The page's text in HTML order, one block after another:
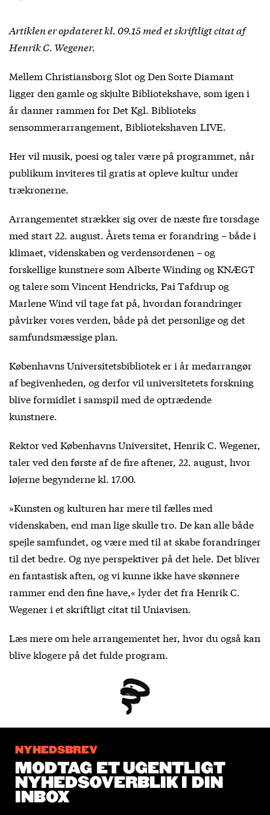
Artiklen er opdateret kl. 09.15 med et skriftligt citat af
Henrik C. Wegener.
Mellem Christiansborg Slot og Den Sorte Diamant
ligger den gamle og skjulte Bibliotekshave, som igen i
år danner rammen for Det Kgl. Biblioteks
sensommerarrangement, Bibliotekshaven LIVE.
Her vil musik, poesi og taler være på programmet, når
publikum inviteres til gratis at opleve kultur under
trækronerne.
Arrangementet strækker sig over de næste fire torsdage
med start 22. august. Årets tema er forandring – både i
klimaet, videnskaben og verdensordenen – og
forskellige kunstnere som Alberte Winding og KNÆGT
og talere som Vincent Hendricks, Pai Tafdrup og
Marlene Wind vil tage fat på, hvordan forandringer
påvirker vores verden, både på det personlige og det
samfundsmæssige plan.
Københavns Universitetsbibliotek er i år medarrangør
af begivenheden, og derfor vil universitetets forskning
blive formidlet i samspil med de optrædende
kunstnere.
Rektor ved Københavns Universitet, Henrik C. Wegener,
taler ved den første af de fire aftener, 22. august, hvor
løjerne begynderne kl. 17.00.
»Kunsten og kulturen har mere til fælles med
videnskaben, end man lige skulle tro. De kan alle både
spejle samfundet, og være med til at skabe forandringer
til det bedre. Og nye perspektiver på det hele. Det bliver
en fantastisk aften, og vi kunne ikke have skønnere
rammer end den fine have,« lyder det fra Henrik C.
Wegener i et skriftligt citat til Uniavisen.
Læs mere om hele arrangementet her, hvor du også kan
blive klogere på det fulde program.
NYHEDSBREV
MODTAG ET UGENTLIGT
NYHEDSOVERBLIK I DIN
INBOX